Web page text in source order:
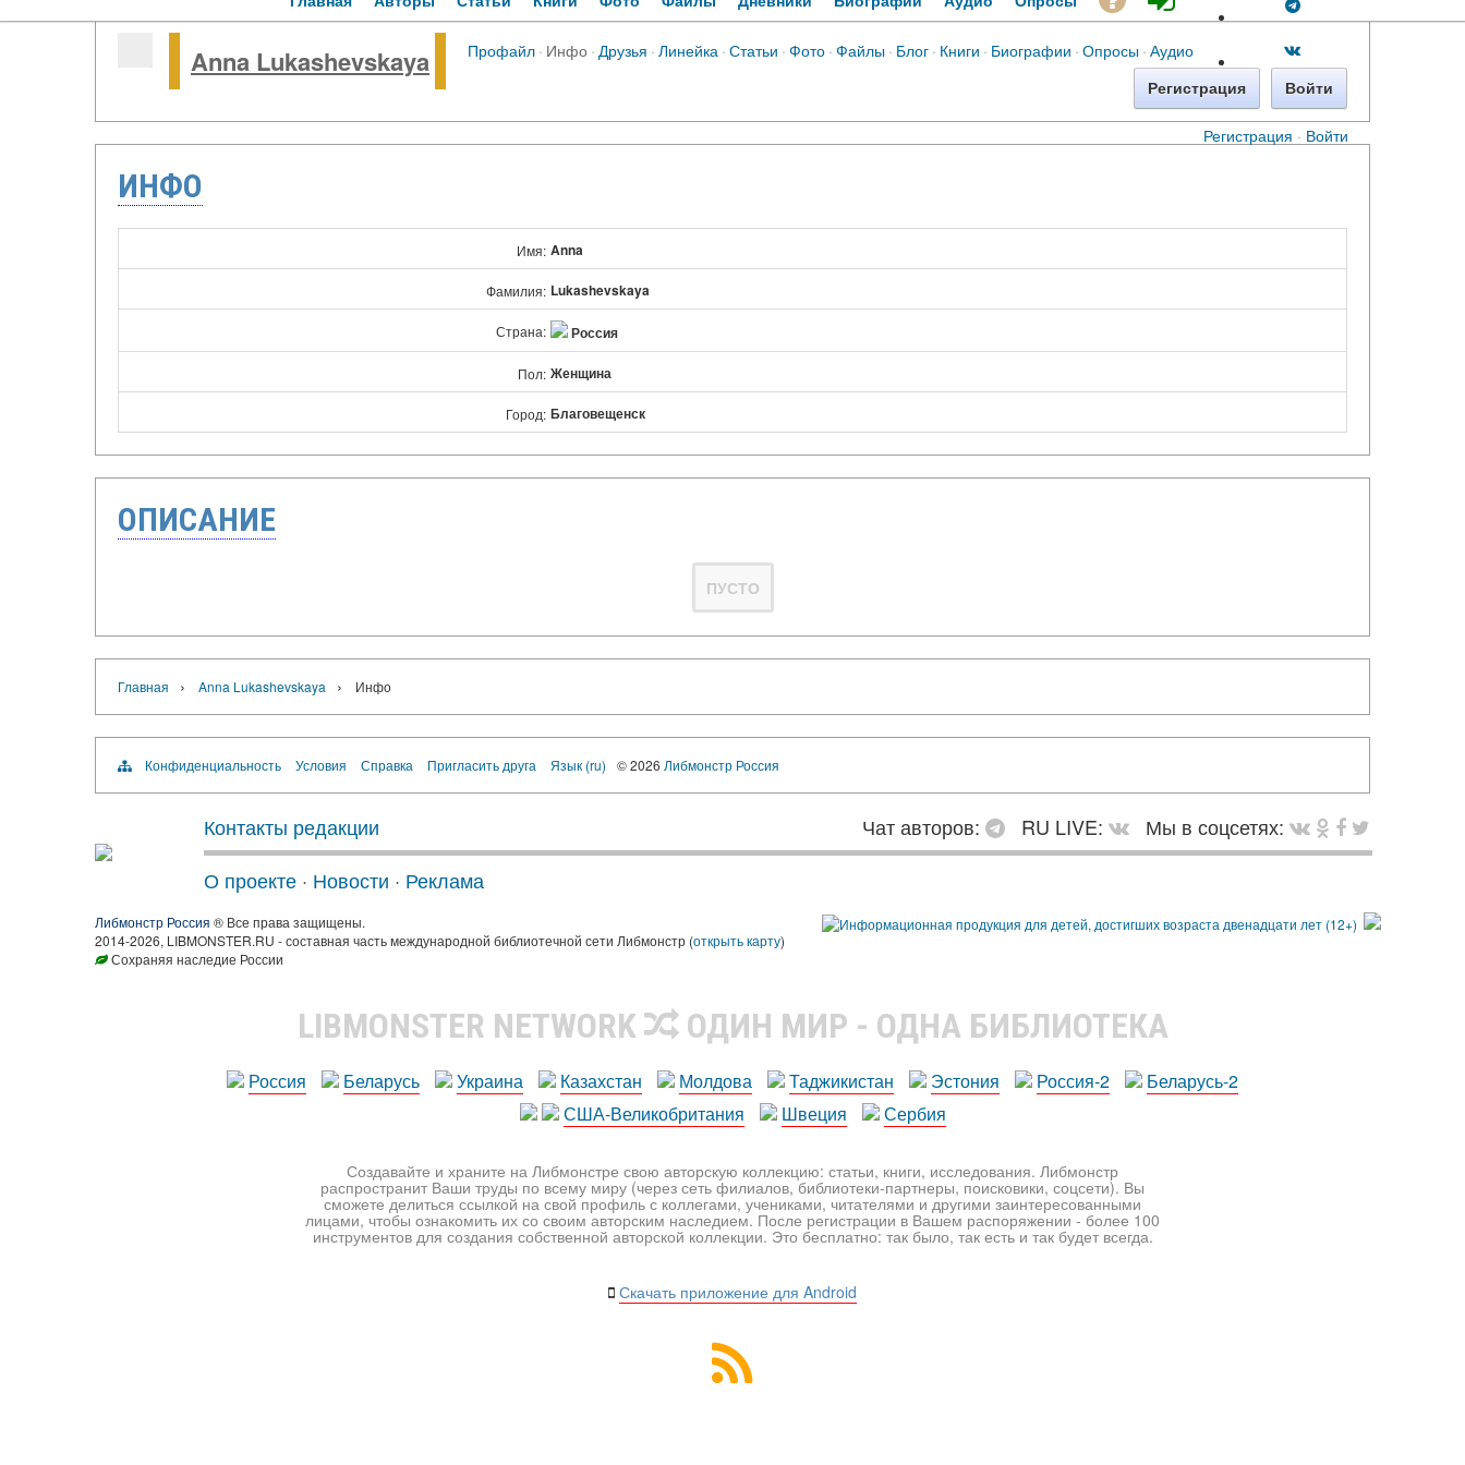
Регистрация · Войти
Anna Lukashevskaya Профайл· Инфо·Друзья ·Линейка·Статьи ·Фото·Файлы· Блог· Книги · Биографии ·Опросы·Аудио
Регистрация Войти
ИНФО
Имя: Anna
Фамилия: Lukashevskaya
Страна: Россия
Пол: Женщина
Город: Благовещенск
ОПИСАНИЕ
ПУСТО
Главная › Anna Lukashevskaya › Инфо
Конфиденциальность Условия Справка Пригласить друга Язык (ru) © 2026 Либмонстр Россия
Контакты редакции Чат авторов: RU LIVE:
Мы в соцсетях:
О проекте · Новости · Реклама
Либмонстр Россия ® Все права защищены.
2014-2026, LIBMONSTER.RU - составная часть международной библиотечной сети Либмонстр (открыть карту)
Сохраняя наследие России
LIBMONSTER NETWORK ОДИН МИР - ОДНА БИБЛИОТЕКА
Россия Беларусь Украина Казахстан Молдова Таджикистан Эстония Россия-2
Беларусь-2
США-Великобритания
Швеция Сербия
Создавайте и храните на Либмонстре свою авторскую коллекцию: статьи, книги, исследования. Либмонстр
распространит Ваши труды по всему миру (через сеть филиалов, библиотеки-партнеры, поисковики, соцсети). Вы
сможете делиться ссылкой на свой профиль с коллегами, учениками, читателями и другими заинтересованными
лицами, чтобы ознакомить их со своим авторским наследием. После регистрации в Вашем распоряжении - более 100
инструментов для создания собственной авторской коллекции. Это бесплатно: так было, так есть и так будет всегда.
Скачать приложение для Android